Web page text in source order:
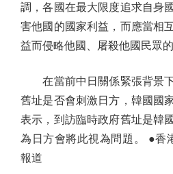
調，各國在最大限度追求自身
害他國的國家利益，而應當相
益而侵略他國、屠殺他國民眾
在當前中日關係緊張背景下
舊址是否會刺激日方，韓國國
表示，到訪臨時政府舊址是韓
為日方會將此視為問題。 ●香
報道